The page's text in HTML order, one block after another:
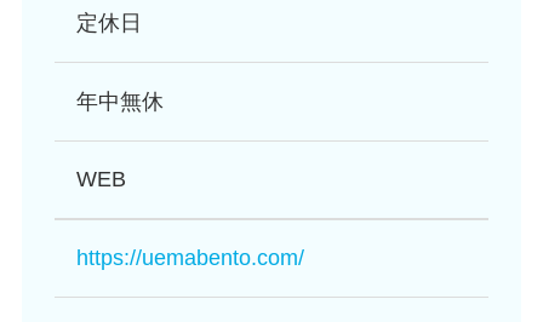
定休日
年中無休
WEB
https://uemabento.com/